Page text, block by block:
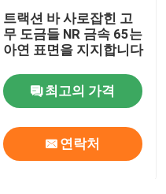
트랙션 바 사로잡힌 고
무 도금들 NR 금속 65는
아연 표면을 지지합니다
최고의 가격
연락처